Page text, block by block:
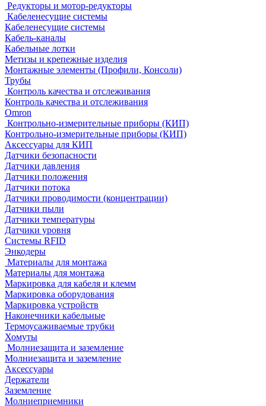
Редукторы и мотор-редукторы
Кабеленесущие системы
Кабеленесущие системы
Кабель-каналы
Кабельные лотки
Метизы и крепежные изделия
Монтажные элементы (Профили, Консоли)
Трубы
Контроль качества и отслеживания
Контроль качества и отслеживания
Omron
Контрольно-измерительные приборы (КИП)
Контрольно-измерительные приборы (КИП)
Аксессуары для КИП
Датчики безопасности
Датчики давления
Датчики положения
Датчики потока
Датчики проводимости (концентрации)
Датчики пыли
Датчики температуры
Датчики уровня
Системы RFID
Энкодеры
Материалы для монтажа
Материалы для монтажа
Маркировка для кабеля и клемм
Маркировка оборудования
Маркировка устройств
Наконечники кабельные
Термоусаживаемые трубки
Хомуты
Молниезащита и заземление
Молниезащита и заземление
Аксессуары
Держатели
Заземление
Молниеприемники